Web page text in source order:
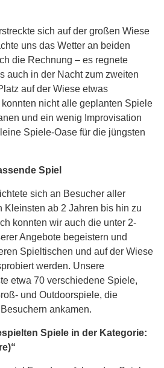
sich auf der großen Wiese
uns das Wetter an beiden
die Rechnung – es regnete
auch in der Nacht zum zweiten
auf der Wiese etwas
nicht alle geplanten Spiele
und ein wenig Improvisation
Spiele-Oase für die jüngsten
Spiel
sich an Besucher aller
Kleinsten ab 2 Jahren bis hin zu
konnten wir auch die unter 2-
Angebote begeistern und
Spieltischen und auf der Wiese
werden. Unsere
etwa 70 verschiedene Spiele,
und Outdoorspiele, die
ankamen.
Spiele in der Kategorie: